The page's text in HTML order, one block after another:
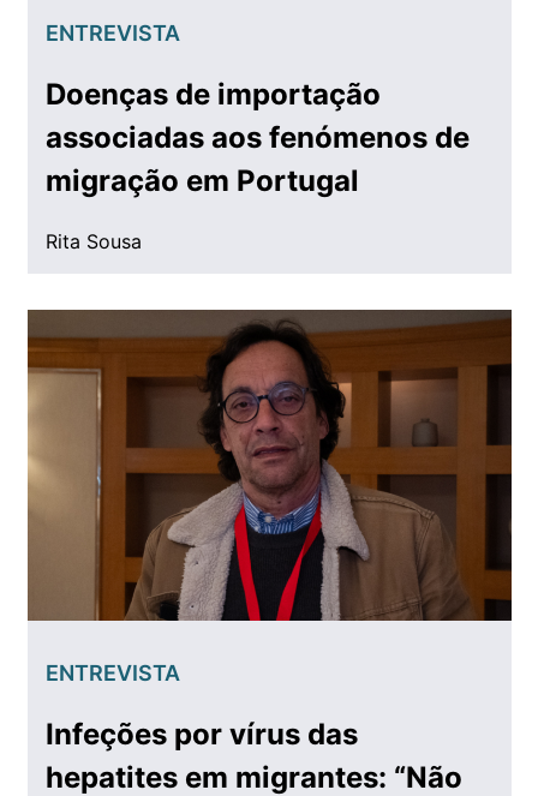
ENTREVISTA
Doenças de importação
associadas aos fenómenos de
migração em Portugal
Rita Sousa
ENTREVISTA
Infeções por vírus das
hepatites em migrantes: “Não